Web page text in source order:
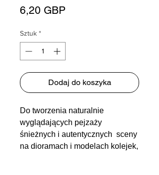
6,20 GBP
Sztuk *
Dodaj do koszyka
Do tworzenia naturalnie
wyglądających pejzaży
śnieżnych i autentycznych sceny
na dioramach i modelach kolejek,